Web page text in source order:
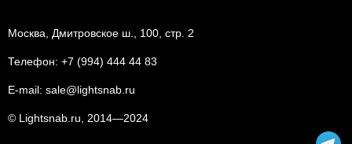
Москва, Дмитровское ш., 100, стр. 2
Телефон: +7 (994) 444 44 83
E-mail: sale@lightsnab.ru
© Lightsnab.ru, 2014—2024